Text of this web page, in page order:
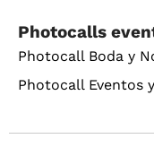
Photocalls
Photocall Boda y
Photocall Eventos